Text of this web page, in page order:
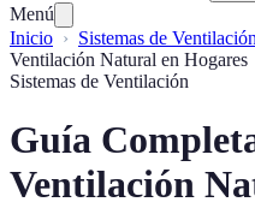
Menú
Inicio
Sistemas de Ventilación
Ventilación Natural en Hogares
Sistemas de Ventilación
Guía
Ventilación